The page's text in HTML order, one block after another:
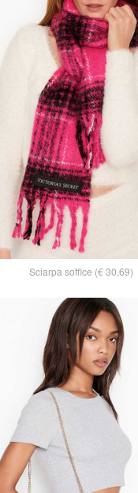
Sciarpa soffice (€ 30,69)